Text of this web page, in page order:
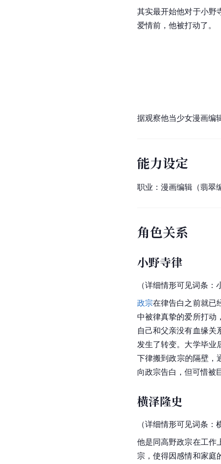
其实最开始他对于小野
爱情前，他被打动了。
据观察他当少女漫画编
能力设定
职业：漫画编辑（翡翠
角色关系
小野寺律
（详细情形可见词条：
政宗在律告白之前就已
中被律真挚的爱所打动
自己和父亲没有血缘关
发生了转变。大学毕业
下律搬到政宗的隔壁，
向政宗告白 ，但可惜被
横泽隆史
（详细情形可见词条：
他是同高野政宗在工作
宗，使得因感情和家